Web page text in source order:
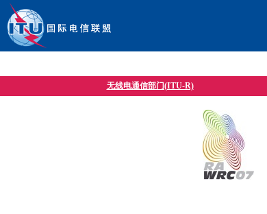
无线电通信部门(ITU-R)